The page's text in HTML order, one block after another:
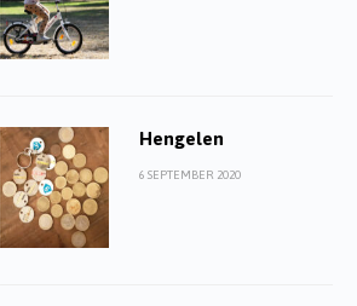
Hengelen
6 SEPTEMBER 2020